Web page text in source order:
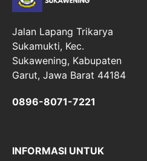
Jalan Lapang Trikarya
Sukamukti, Kec.
Sukawening, Kabupaten
Garut, Jawa Barat 44184
0896-8071-7221
INFORMASI UNTUK